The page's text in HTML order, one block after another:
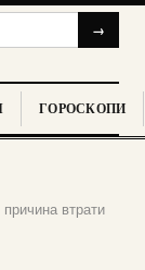
→
ГОРОСКОПИ
втрати